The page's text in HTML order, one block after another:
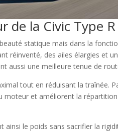
de la Civic Type
statique mais dans la
réinventé, des ailes élargies et
aussi une meilleure tenue de
tout en réduisant la traînée.
et améliorent la
le poids sans sacrifier la